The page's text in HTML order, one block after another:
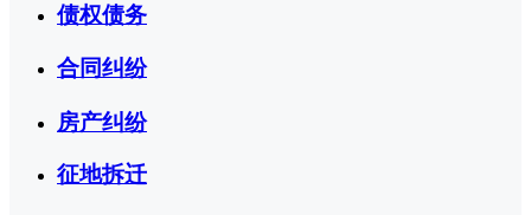
债权债务
合同纠纷
房产纠纷
征地拆迁